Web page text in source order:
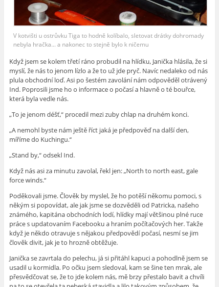
V kotvišti u ostrůvku Tiga to hodně kolíbalo, sletovat drátky dohromady
nebyla hračka... a nakonec to stejně bylo k ničemu
Když jsem se kolem třetí ráno probudil na hlídku, Janička hlásila, že si
myslí, že nás to jenom lízlo a že to už jde pryč. Navíc nedaleko od nás
plula obchodní loď. Asi po šestém zavolání nám odpověděl otrávený
Ind. Poprosili jsme ho o informace o počasí a hlavně o té bouřce,
která byla vedle nás.
„To je jenom déšť,“ procedil mezi zuby chlap na druhém konci.
„A nemohl byste nám ještě říct jaká je předpověď na další den,
míříme do Kuchingu.“
„Stand by,“ odsekl Ind.
Když nás asi za minutu zavolal, řekl jen: „North to north east, gale
force winds.“
Poděkovali jsme. Člověk by myslel, že ho potěší někomu pomoci, s
někým si popovídat, ale jak jsme se dozvěděli od Patricka, našeho
známého, kapitána obchodních lodí, hlídky mají většinou plné ruce
práce s updatovaním Facebooku a hraním počítačových her. Takže
když je někdo otravuje s nějakou předpovědí počasí, nesmí se jim
člověk divit, jak je to hrozně obtěžuje.
Janička se zavrtala do pelechu, já si přitáhl kapuci a pohodlně jsem se
usadil u kormidla. Po očku jsem sledoval, kam se šine ten mrak, ale
přesvědčovat se, že to jde kolem nás, mě brzy přestalo bavit a chvíli